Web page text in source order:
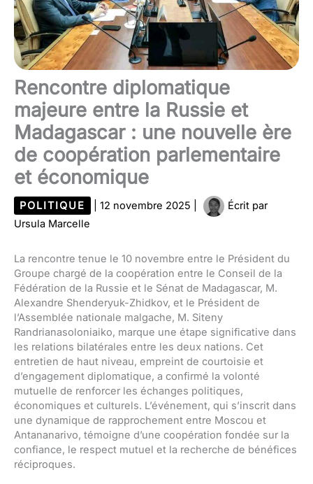
Rencontre diplomatique
majeure entre la Russie et
Madagascar : une nouvelle ère
de coopération parlementaire
et économique
POLITIQUE 12 novembre 2025
Écrit par
Ursula Marcelle
La rencontre tenue le 10 novembre entre le Président du
Groupe chargé de la coopération entre le Conseil de la
Fédération de la Russie et le Sénat de Madagascar, M.
Alexandre Shenderyuk-Zhidkov, et le Président de
l’Assemblée nationale malgache, M. Siteny
Randrianasoloniaiko, marque une étape significative dans
les relations bilatérales entre les deux nations. Cet
entretien de haut niveau, empreint de courtoisie et
d’engagement diplomatique, a confirmé la volonté
mutuelle de renforcer les échanges politiques,
économiques et culturels. L’événement, qui s’inscrit dans
une dynamique de rapprochement entre Moscou et
Antananarivo, témoigne d’une coopération fondée sur la
confiance, le respect mutuel et la recherche de bénéfices
réciproques.